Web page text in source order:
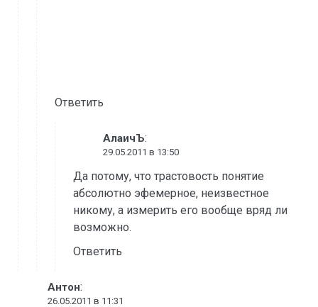
Ответить
АлаичЪ:
29.05.2011 в 13:50
Да потому, что трастовость понятие
абсолютно эфемерное, неизвестное
никому, а измерить его вообще вряд ли
возможно.
Ответить
Антон:
26.05.2011 в 11:31